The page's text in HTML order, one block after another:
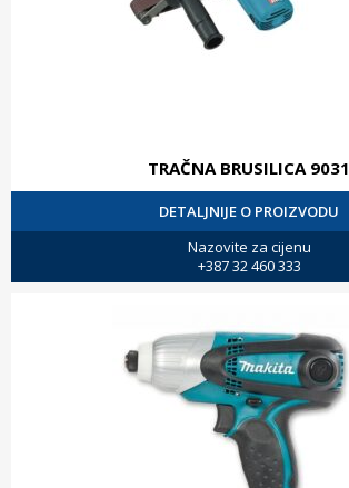
TRAČNA BRUSILICA 9031
DETALJNIJE O PROIZVODU
Nazovite za cijenu
+387 32 460 333